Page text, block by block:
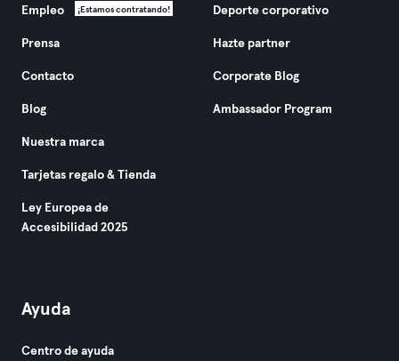
Empleo ¡Estamos contratando!
Prensa
Contacto
Blog
Nuestra marca
Tarjetas regalo & Tienda
Ley Europea de
Accesibilidad 2025
Deporte corporativo
Hazte partner
Corporate Blog
Ambassador Program
Ayuda
Centro de ayuda